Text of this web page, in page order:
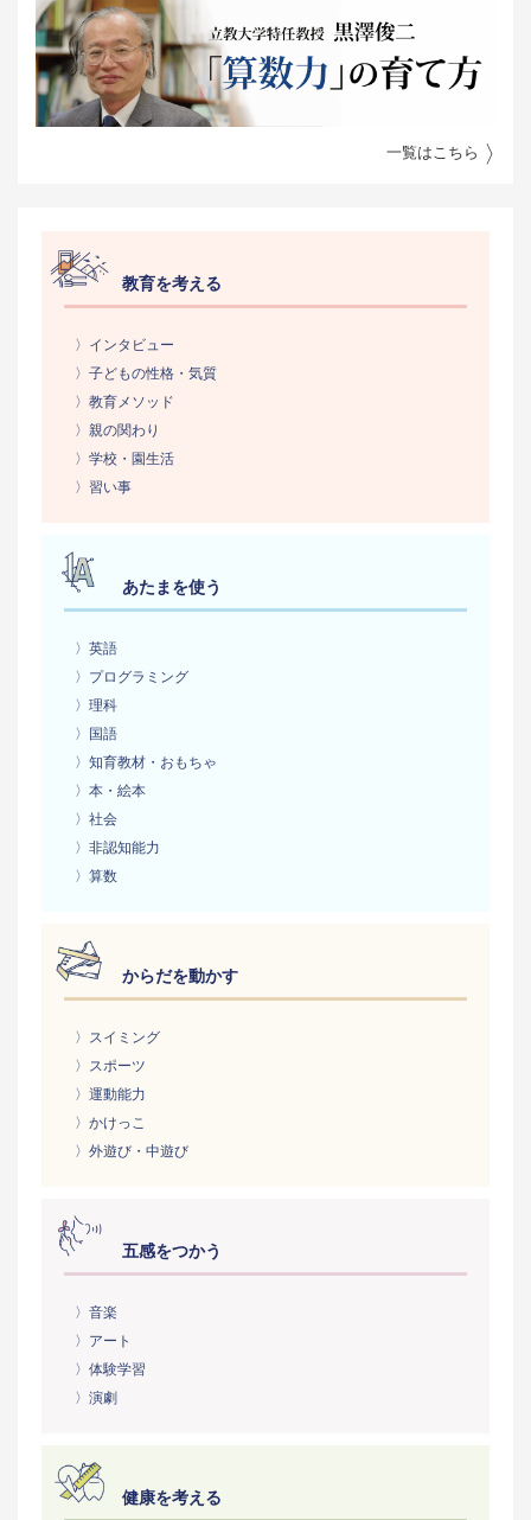
一覧はこちら
教育を考える
〉インタビュー
〉子どもの性格・気質
〉教育メソッド
〉親の関わり
〉学校・園生活
〉習い事
あたまを使う
〉英語
〉プログラミング
〉理科
〉国語
〉知育教材・おもちゃ
〉本・絵本
〉社会
〉非認知能力
〉算数
からだを動かす
〉スイミング
〉スポーツ
〉運動能力
〉かけっこ
〉外遊び・中遊び
五感をつかう
〉音楽
〉アート
〉体験学習
〉演劇
健康を考える